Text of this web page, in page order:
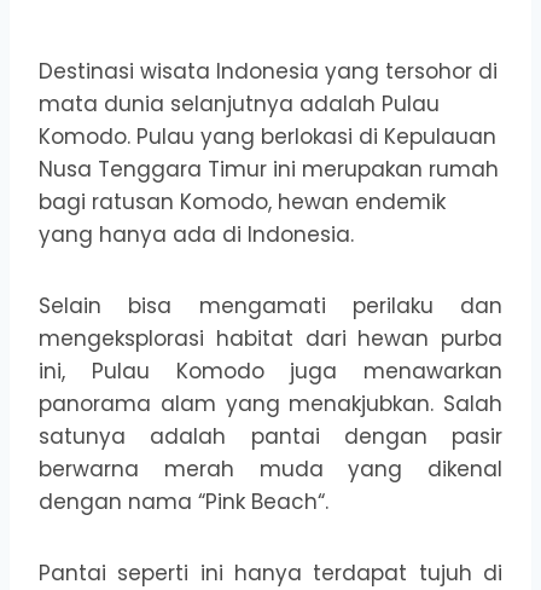
Destinasi wisata Indonesia yang tersohor di
mata dunia selanjutnya adalah Pulau
Komodo. Pulau yang berlokasi di Kepulauan
Nusa Tenggara Timur ini merupakan rumah
bagi ratusan Komodo, hewan endemik
yang hanya ada di Indonesia.
Selain bisa mengamati perilaku dan
mengeksplorasi habitat dari hewan purba
ini, Pulau Komodo juga menawarkan
panorama alam yang menakjubkan. Salah
satunya adalah pantai dengan pasir
berwarna merah muda yang dikenal
dengan nama “Pink Beach“.
Pantai seperti ini hanya terdapat tujuh di